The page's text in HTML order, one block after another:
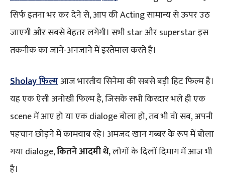
सिर्फ इतना भर कर देने से, आप की Acting सामान्य से ऊपर उठ
जाएगी और सबसे बेहतर लगेगी। सभी star और superstar इस
तकनीक का जाने-अनजाने में इस्तेमाल करते हैं।
Sholay फिल्मआज भारतीय सिनेमा की सबसे बड़ी हिट फिल्म है।
यह एक ऐसी अनोखी फिल्म है, जिसके सभी किरदार भले ही एक
scene में आए हो या एक dialoge बोला हो, तब भी वो सब, अपनी
पहचान छोड़ने में कामयाब रहे। अमजद खान गब्बर के रूप में बोला
गया dialoge,कितने आदमी थे,लोगों के दिलों दिमाग में आज भी
है।